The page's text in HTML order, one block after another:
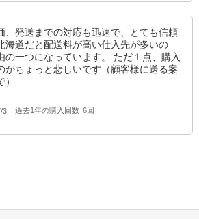
、発送までの対応も迅速で、とても信頼
海道だと配送料が高い仕入先が多いの
の一つになっています。 ただ１点、購入
がちょっと悲しいです（顧客様に送る案
3 過去1年の購入回数 6回